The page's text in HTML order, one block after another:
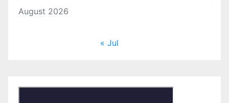
August 2026
« Jul